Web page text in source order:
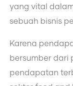
yang vital
sebuah bisnis
Karena
bersumber dari
pendapatan